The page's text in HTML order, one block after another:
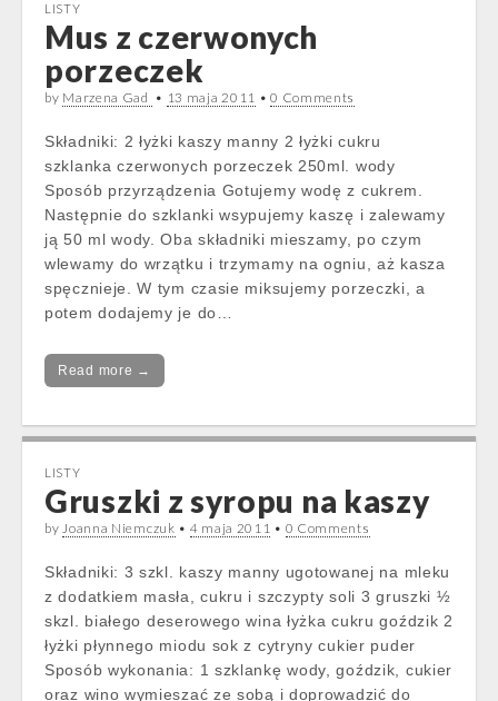
LISTY
Mus z czerwonych
porzeczek
by Marzena Gad • 13 maja 2011 •0 Comments
Składniki: 2 łyżki kaszy manny 2 łyżki cukru
szklanka czerwonych porzeczek 250ml. wody
Sposób przyrządzenia Gotujemy wodę z cukrem.
Następnie do szklanki wsypujemy kaszę i zalewamy
ją 50 ml wody. Oba składniki mieszamy, po czym
wlewamy do wrzątku i trzymamy na ogniu, aż kasza
spęcznieje. W tym czasie miksujemy porzeczki, a
potem dodajemy je do…
Read more →
LISTY
Gruszki z syropu na kaszy
byJoanna Niemczuk • 4 maja 2011 • 0 Comments
Składniki: 3 szkl. kaszy manny ugotowanej na mleku
z dodatkiem masła, cukru i szczypty soli 3 gruszki ½
skzl. białego deserowego wina łyżka cukru goździk 2
łyżki płynnego miodu sok z cytryny cukier puder
Sposób wykonania: 1 szklankę wody, goździk, cukier
oraz wino wymieszać ze sobą i doprowadzić do